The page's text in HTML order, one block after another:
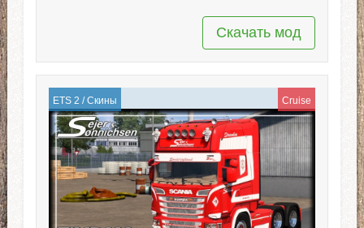
Скачать мод
ETS 2 /Скины Cruise